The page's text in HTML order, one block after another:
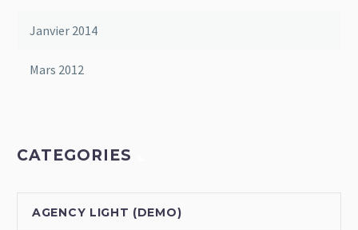
Janvier 2014
Mars 2012
CATEGORIES
AGENCY LIGHT (DEMO)